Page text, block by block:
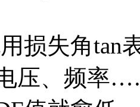
损失角tan
压、频率